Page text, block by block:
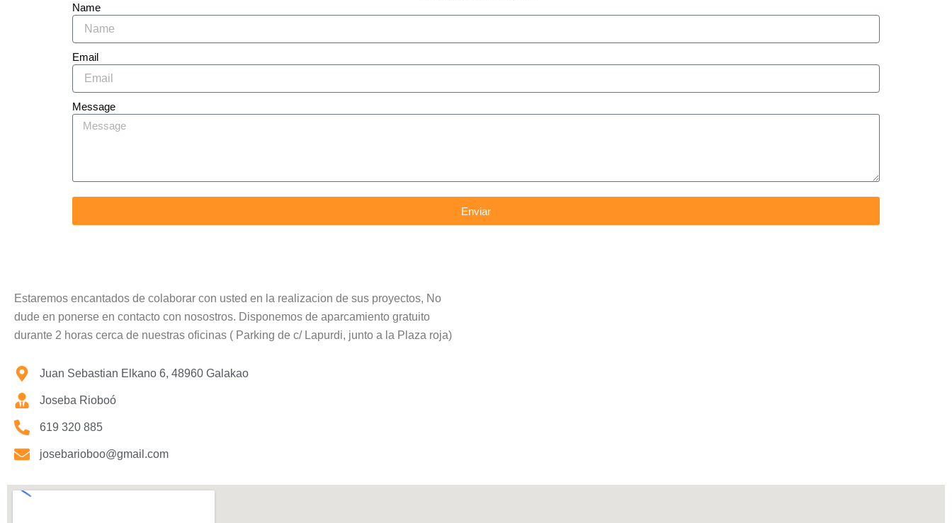
Name
Email
Message
Enviar
Estaremos encantados de colaborar con usted en la realizacion de sus proyectos, No
dude en ponerse en contacto con nosostros. Disponemos de aparcamiento gratuito
durante 2 horas cerca de nuestras oficinas ( Parking de c/ Lapurdi, junto a la Plaza roja)
Juan Sebastian Elkano 6, 48960 Galakao
Joseba Rioboó
619 320 885
josebarioboo@gmail.com